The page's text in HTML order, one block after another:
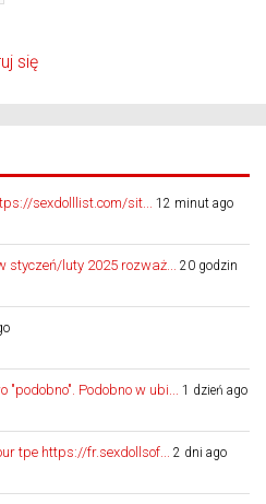
się
sexdolllist.com/sit... 12 minut ago
luty 2025 rozważ...
20 godzin
Podobno w ubi... 1 dzień ago
tpe https://fr.sexdollsof... 2 dni ago